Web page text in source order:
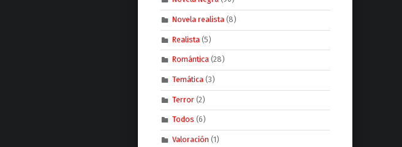
Novela realista(8)
Realista(5)
Romántica(28)
Temática(3)
Terror(2)
Todos (6)
Valoración (1)